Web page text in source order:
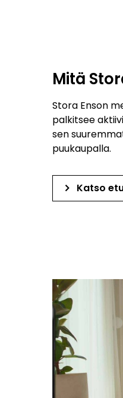
Mitä
Stora Enson
palkitsee
sen
puukaupalla.
keyboard_arrow_right Katso